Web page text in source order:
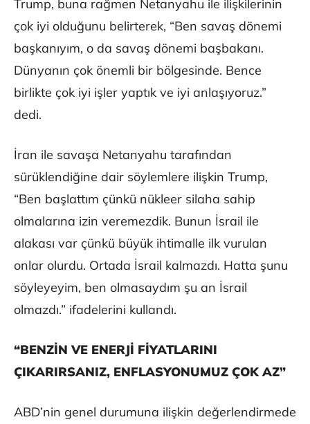
Trump, buna rağmen Netanyahu ile ilişkilerinin
çok iyi olduğunu belirterek, “Ben savaş dönemi
başkanıyım, o da savaş dönemi başbakanı.
Dünyanın çok önemli bir bölgesinde. Bence
birlikte çok iyi işler yaptık ve iyi anlaşıyoruz.”
dedi.
İran ile savaşa Netanyahu tarafından
sürüklendiğine dair söylemlere ilişkin Trump,
“Ben başlattım çünkü nükleer silaha sahip
olmalarına izin veremezdik. Bunun İsrail ile
alakası var çünkü büyük ihtimalle ilk vurulan
onlar olurdu. Ortada İsrail kalmazdı. Hatta şunu
söyleyeyim, ben olmasaydım şu an İsrail
olmazdı.” ifadelerini kullandı.
“BENZİN VE ENERJİ FİYATLARINI
ÇIKARIRSANIZ, ENFLASYONUMUZ ÇOK AZ”
ABD’nin genel durumuna ilişkin değerlendirmede